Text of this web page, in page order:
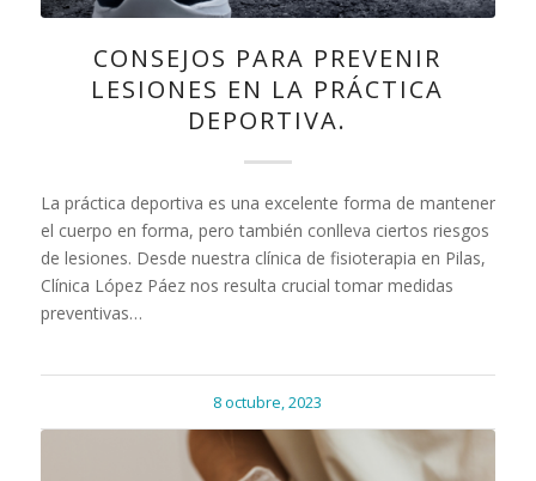
CONSEJOS PARA PREVENIR
LESIONES EN LA PRÁCTICA
DEPORTIVA.
La práctica deportiva es una excelente forma de mantener
el cuerpo en forma, pero también conlleva ciertos riesgos
de lesiones. Desde nuestra clínica de fisioterapia en Pilas,
Clínica López Páez nos resulta crucial tomar medidas
preventivas…
8 octubre, 2023